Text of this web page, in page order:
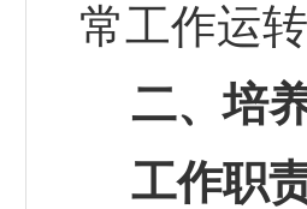
常工作运
二、培
工作职